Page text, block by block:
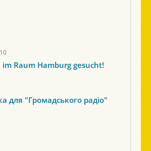
Raum Hamburg gesucht!
для "Громадського радіо"